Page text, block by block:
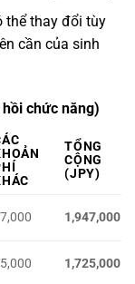
thể thay đổi tùy
cần của sinh
chức năng)
TỔNG
CỘNG
(JPY)
1,947,000
1,725,000